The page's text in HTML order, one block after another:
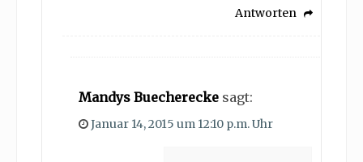
Antworten
Mandys Buecherecke sagt:
Januar 14, 2015 um 12:10 p.m. Uhr